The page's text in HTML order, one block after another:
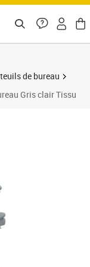
de bureau
Gris clair Tissu